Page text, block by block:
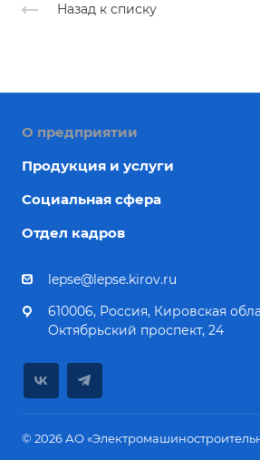
Назад к списку
О предприятии
Продукция и услуги
Социальная сфера
Отдел кадров
lepse@lepse.kirov.ru
610006, Россия, Кировская
Октябрьский проспект, 24
© 2026 АО